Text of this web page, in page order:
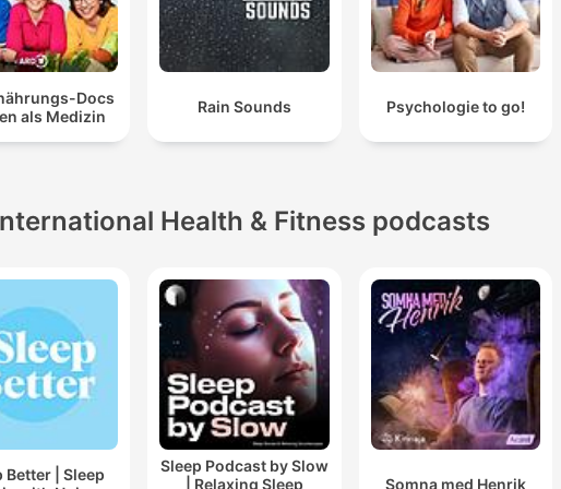
-5343176/support.
Docs
als Medizin
Rain Sounds Psychologie to go!
Health & Fitness podcasts
Better | Sleep
Sleep Podcast by Slow
| Relaxing Sleep
Somna med Henrik